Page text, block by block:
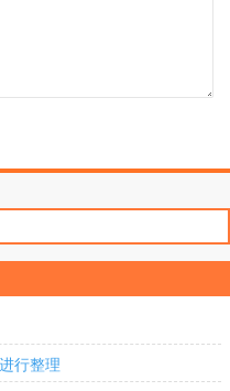
行整理